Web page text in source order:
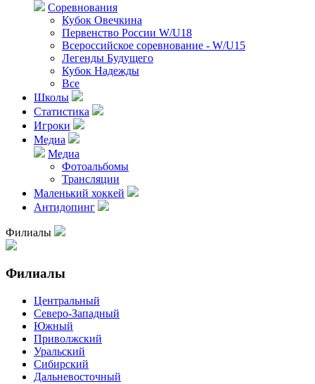
Соревнования
Кубок Овечкина
Первенство России W/U18
Всероссийское соревнование - W/U15
Легенды Будущего
Кубок Надежды
Все
Школы
Статистика
Игроки
Медиа
Медиа
Фотоальбомы
Трансляции
Маленький хоккей
Антидопинг
Филиалы
Филиалы
Центральный
Северо-Западный
Южный
Приволжский
Уральский
Сибирский
Дальневосточный